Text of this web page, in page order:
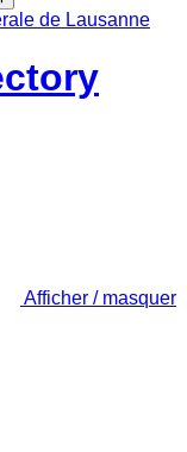
Afficher / masquer